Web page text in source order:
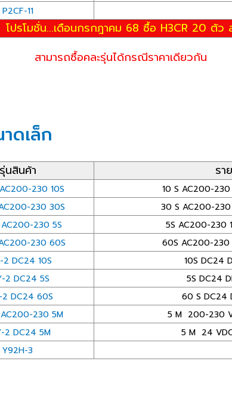
P2CF-11
โปรโมชั่น...เดือนกรกฎาคม 68 ซื้อ H3CR 20 ตั
สามารถซื้อคละรุ่นได้กรณีราคาเดียวกัน
ดเล็ก
รุ่นสินค้า รา
230 10S 10 S AC200-230
230 30S
30 S AC200-230
230 5S
5S AC200-230
230 60S
60S AC200-230
2 DC24 10S
10S DC24
2 DC24 5S
5S DC24
2 DC24 60S
60 S DC24
230 5M
5 M 200-230
2 DC24 5M
5 M 24
Y92H-3